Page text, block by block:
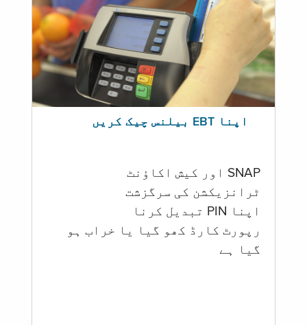
اپنا EBT بیلنس چیک کریں
SNAP اور کیش اکاؤنٹ
ٹرانزیکشن کی سرگزشت
اپنا PIN تبدیل کرنا
رپورٹ کارڈ کھو گیا یا خراب ہو
گيا ہے